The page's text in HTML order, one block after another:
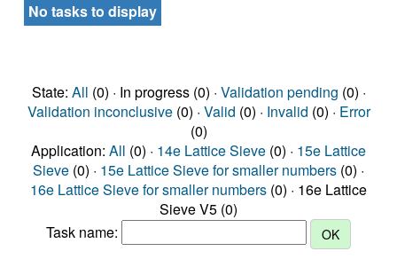
No tasks to display
State: All (0) · In progress (0) · Validation pending (0) ·
Validation inconclusive(0) · Valid (0) · Invalid (0) · Error
(0)
Application: All (0) · 14e Lattice Sieve (0) · 15e Lattice
Sieve (0) · 15e Lattice Sieve for smaller numbers (0) ·
16e Lattice Sieve for smaller numbers (0) · 16e Lattice
Sieve V5 (0)
Task name: